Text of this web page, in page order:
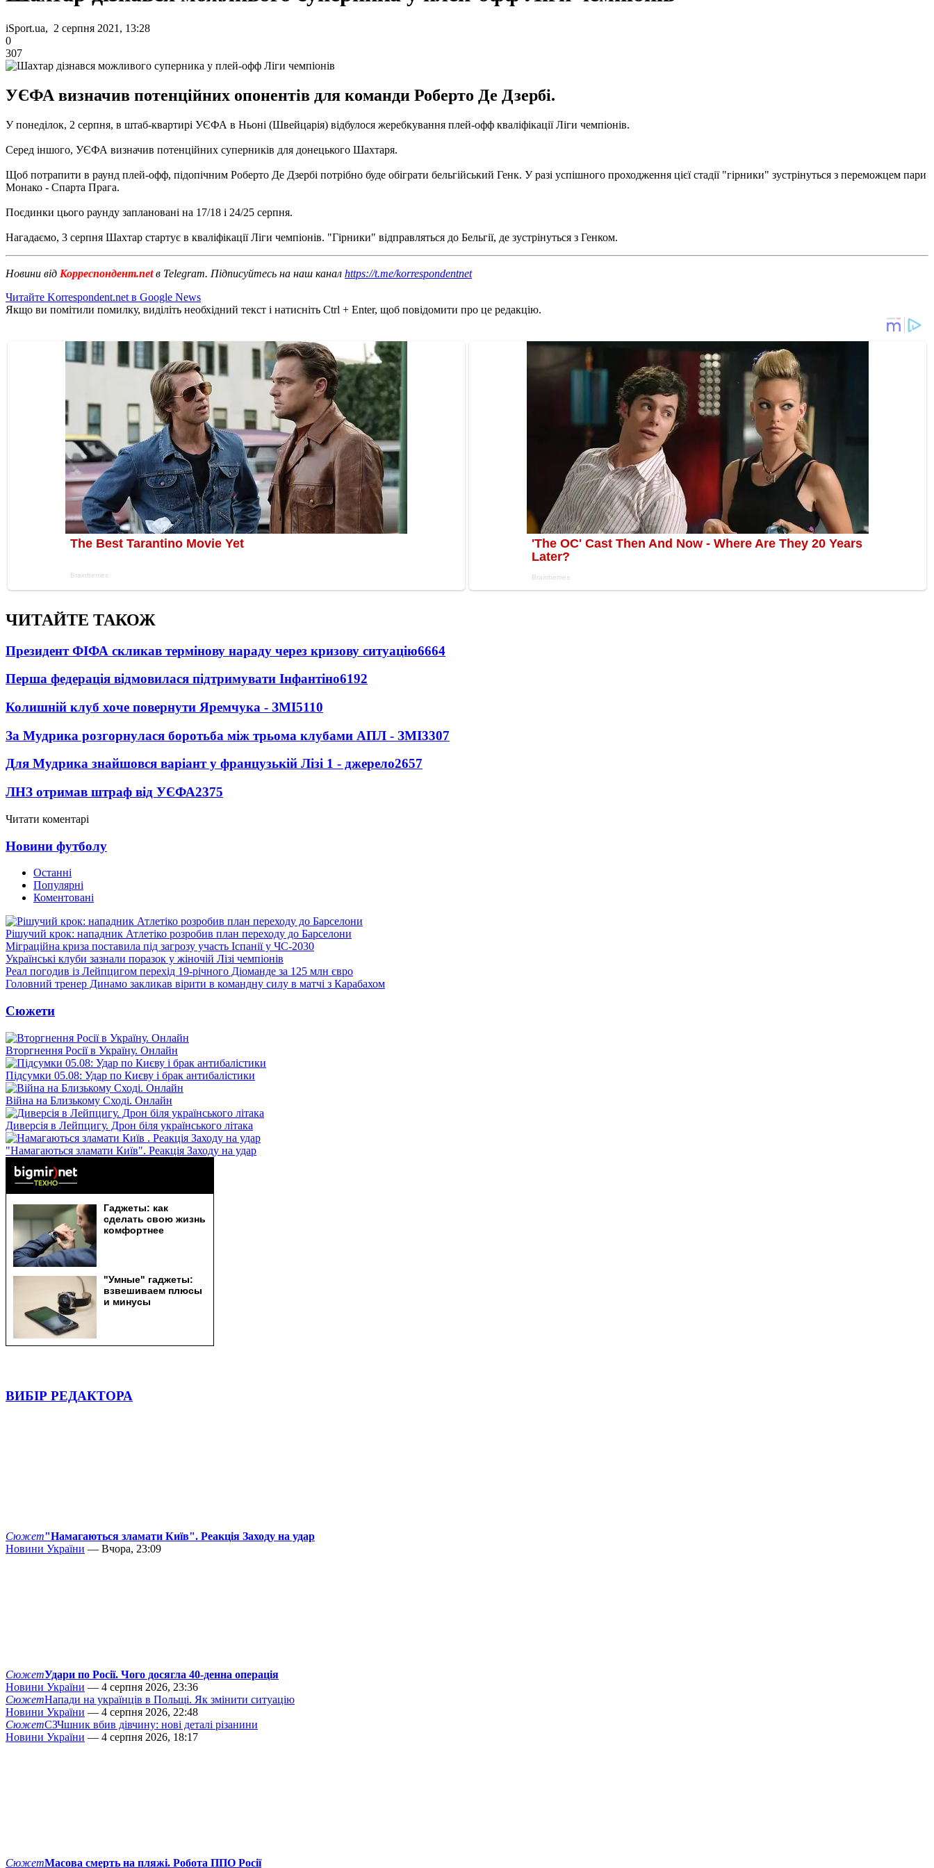
iSport.ua, 2 серпня 2021, 13:28
0
307
УЄФА визначив потенційних опонентів для команди Роберто Де Дзербі.
У понеділок, 2 серпня, в штаб-квартирі УЄФА в Ньоні (Швейцарія) відбулося жеребкування плей-офф кваліфікації Ліги чемпіонів.
Серед іншого, УЄФА визначив потенційних суперників для донецького Шахтаря.
Щоб потрапити в раунд плей-офф, підопічним Роберто Де Дзербі потрібно буде обіграти бельгійський Генк. У разі успішного проходження цієї стадії "гірники" зустрінуться з переможцем пари
Монако - Спарта Прага.
Поєдинки цього раунду заплановані на 17/18 і 24/25 серпня.
Нагадаємо, 3 серпня Шахтар стартує в кваліфікації Ліги чемпіонів. "Гірники" відправляться до Бельгії, де зустрінуться з Генком.
Новини від Корреспондент.netв Telegram. Підписуйтесь на наш канал https://t.me/korrespondentnet
Читайте Korrespondent.net в Google News
Якщо ви помітили помилку, виділіть необхідний текст і натисніть Ctrl + Enter, щоб повідомити про це редакцію.
ЧИТАЙТЕ ТАКОЖ
Президент ФІФА скликав термінову нараду через кризову ситуацію6664
Перша федерація відмовилася підтримувати Інфантіно6192
Колишній клуб хоче повернути Яремчука - ЗМІ5110
За Мудрика розгорнулася боротьба між трьома клубами АПЛ - ЗМІ3307
Для Мудрика знайшовся варіант у французькій Лізі 1 - джерело2657
ЛНЗ отримав штраф від УЄФА2375
Читати коментарі
Новини футболу
Останні
Популярні
Коментовані
Рішучий крок: нападник Атлетіко розробив план переходу до Барселони
Міграційна криза поставила під загрозу участь Іспанії у ЧС-2030
Українські клуби зазнали поразок у жіночій Лізі чемпіонів
Реал погодив із Лейпцигом перехід 19-річного Діоманде за 125 млн євро
Головний тренер Динамо закликав вірити в командну силу в матчі з Карабахом
Сюжети
Вторгнення Росії в Україну. Онлайн
Підсумки 05.08: Удар по Києву і брак антибалістики
Війна на Близькому Сході. Онлайн
Диверсія в Лейпцигу. Дрон біля українського літака
"Намагаються зламати Київ". Реакція Заходу на удар
ВИБІР РЕДАКТОРА
Сюжет"Намагаються зламати Київ". Реакція Заходу на удар
Новини України — Вчора, 23:09
СюжетУдари по Росії. Чого досягла 40-денна операція
Новини України — 4 серпня 2026, 23:36
СюжетНапади на українців в Польщі. Як змінити ситуацію
Новини України — 4 серпня 2026, 22:48
СюжетСЗЧшник вбив дівчину: нові деталі різанини
Новини України — 4 серпня 2026, 18:17
СюжетМасова смерть на пляжі. Робота ППО Росії